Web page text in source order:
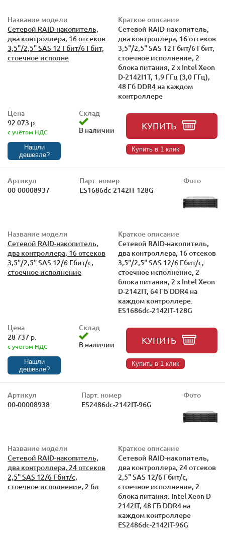
Название модели
Сетевой RAID-накопитель,
два контроллера, 16 отсеков
3,5"/2,5" SAS 12 Гбит/6 Гбит,
стоечное исполне
Краткое описание
Сетевой RAID-накопитель,
два контроллера, 16 отсеков
3,5"/2,5" SAS 12 Гбит/6 Гбит,
стоечное исполнение, 2
блока питания, 2 х Intel Xeon
D-2142I1T, 1,9 ГГц (3,0 ГГц),
48 Гб DDR4 на каждом
контроллере
Цена
92 073 р.
с учётом НДС
Нашли
дешевле?
Склад
В наличии
КУПИТЬ
Купить в 1 клик
Артикул
00-00008937
Парт. номер
ES1686dc-2142IT-128G
Фото
Название модели
Сетевой RAID-накопитель,
два контроллера, 16 отсеков
3,5"/2,5" SAS 12/6 Гбит/с,
стоечное исполнение
Краткое описание
Сетевой RAID-накопитель,
два контроллера, 16 отсеков
3,5"/2,5" SAS 12/6 Гбит/с,
стоечное исполнение, 2
блока питания, 2 х Intel Xeon
D-2142IT, 64 ГБ DDR4 на
каждом контроллере.
ES1686dc-2142IT-128G
Цена
28 737 р.
с учётом НДС
Нашли
дешевле?
Склад
В наличии
КУПИТЬ
Купить в 1 клик
Артикул
00-00008938
Парт. номер
ES2486dc-2142IT-96G
Фото
Название модели
Сетевой RAID-накопитель,
два контроллера, 24 отсеков
2,5" SAS 12/6 Гбит/с,
стоечное исполнение, 2 бл
Краткое описание
Сетевой RAID-накопитель,
два контроллера, 24 отсеков
2,5" SAS 12/6 Гбит/с,
стоечное исполнение, 2
блока питания. Intel Xeon D-
2142IT, 48 ГБ DDR4 на
каждом контроллере
ES2486dc-2142IT-96G